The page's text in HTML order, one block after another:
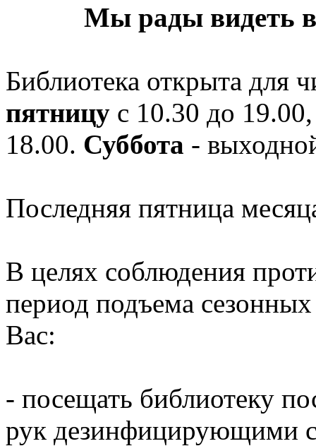
Мы рады видеть
Библиотека открыта для
пятницу с 10.30 до
18.00. Суббота -
Последняя пятница
В целях соблюдения
период подъема
Вас:
- посещать библиотеку
рук дезинфицирующими